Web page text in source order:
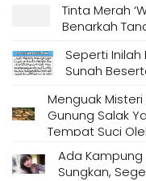
Tinta Merah
Benarkah
Seperti
Sunah
Menguak
Gunung Salak
Tempat Suci
Ada Kampung
Sungkan,